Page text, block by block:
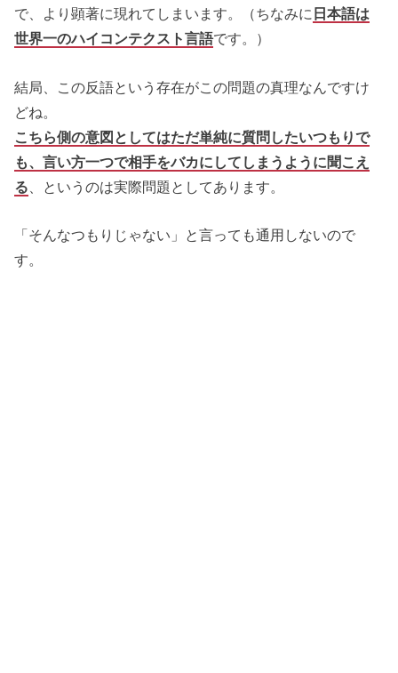
で、より顕著に現れてしまいます。（ちなみに 日本語は
世界一のハイコンテクスト言語です。）
結局、この反語という存在がこの問題の真理なんですけ
どね。
こちら側の意図としてはただ単純に質問したいつもりで
も、言い方一つで相手をバカにしてしまうように聞こえ
る 、というのは実際問題としてあります。
「そんなつもりじゃない」と言っても通用しないので
す。